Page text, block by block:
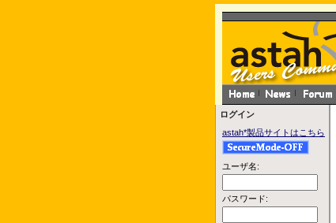
ログイン
astah*製品サイトはこちら
ユーザ名:
パスワード: